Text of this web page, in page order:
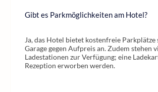
Gibt es Parkmöglichkeiten am Hotel?
Ja, das Hotel bietet kostenfreie Parkplätze
Garage gegen Aufpreis an. Zudem stehen
Ladestationen zur Verfügung; eine
Rezeption erworben werden.